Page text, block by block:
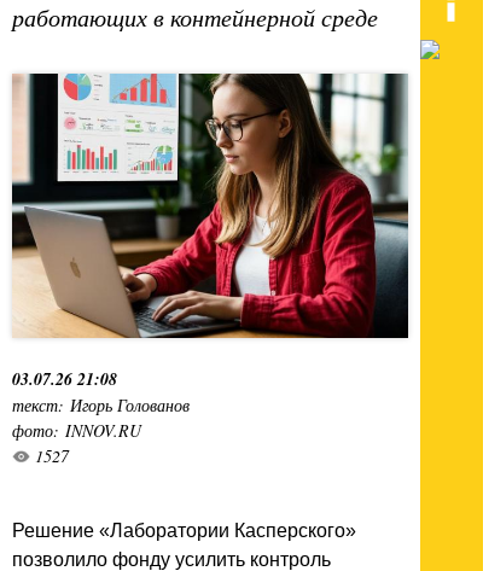
работающих в контейнерной среде
03.07.26 21:08
текст: Игорь Голованов
фото: INNOV.RU
1527
Решение «Лаборатории Касперского»
позволило фонду усилить контроль